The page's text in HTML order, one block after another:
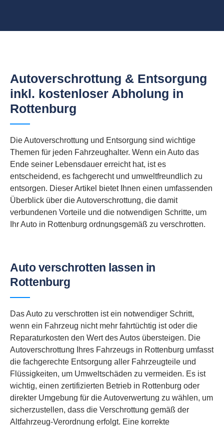
Autoverschrottung & Entsorgung
inkl. kostenloser Abholung in
Rottenburg
Die Autoverschrottung und Entsorgung sind wichtige
Themen für jeden Fahrzeughalter. Wenn ein Auto das
Ende seiner Lebensdauer erreicht hat, ist es
entscheidend, es fachgerecht und umweltfreundlich zu
entsorgen. Dieser Artikel bietet Ihnen einen umfassenden
Überblick über die Autoverschrottung, die damit
verbundenen Vorteile und die notwendigen Schritte, um
Ihr Auto in Rottenburg ordnungsgemäß zu verschrotten.
Auto verschrotten lassen in
Rottenburg
Das Auto zu verschrotten ist ein notwendiger Schritt,
wenn ein Fahrzeug nicht mehr fahrtüchtig ist oder die
Reparaturkosten den Wert des Autos übersteigen. Die
Autoverschrottung Ihres Fahrzeugs in Rottenburg umfasst
die fachgerechte Entsorgung aller Fahrzeugteile und
Flüssigkeiten, um Umweltschäden zu vermeiden. Es ist
wichtig, einen zertifizierten Betrieb in Rottenburg oder
direkter Umgebung für die Autoverwertung zu wählen, um
sicherzustellen, dass die Verschrottung gemäß der
Altfahrzeug-Verordnung erfolgt. Eine korrekte